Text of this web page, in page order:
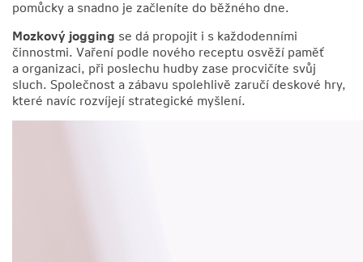
pomůcky a snadno je začleníte do běžného dne.
Mozkový jogging se dá propojit i s každodenními
činnostmi. Vaření podle nového receptu osvěží paměť
a organizaci, při poslechu hudby zase procvičíte svůj
sluch. Společnost a zábavu spolehlivě zaručí deskové hry,
které navíc rozvíjejí strategické myšlení.